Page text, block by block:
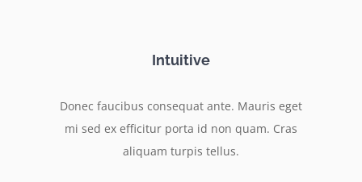
Intuitive
Donec faucibus consequat ante. Mauris eget
mi sed ex efficitur porta id non quam. Cras
aliquam turpis tellus.